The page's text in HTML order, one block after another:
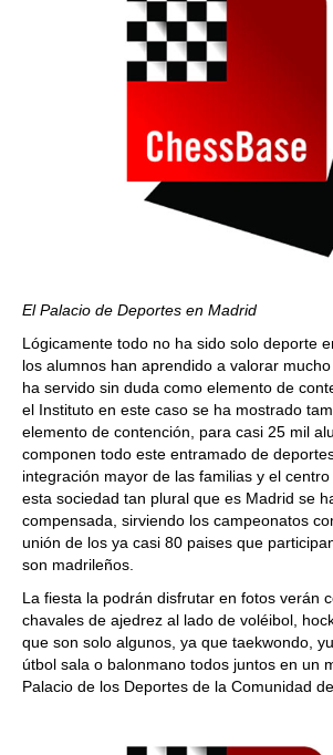
El Palacio de Deportes en Madrid
Lógicamente todo no ha sido solo deporte
los alumnos han aprendido a valorar
ha servido sin duda como elemento de
el Instituto en este caso se ha mostrado
elemento de contención, para casi 25 mil
componen todo este entramado de
integración mayor de las familias y el
esta sociedad tan plural que es Madrid se
compensada, sirviendo los campeonatos
unión de los ya casi 80 paises que
son madrileños.
La fiesta la podrán disfrutar en fotos verán
chavales de ajedrez al lado de voléibol,
que son solo algunos, ya que taekwondo,
útbol sala o balonmano todos juntos en un
Palacio de los Deportes de la Comunidad